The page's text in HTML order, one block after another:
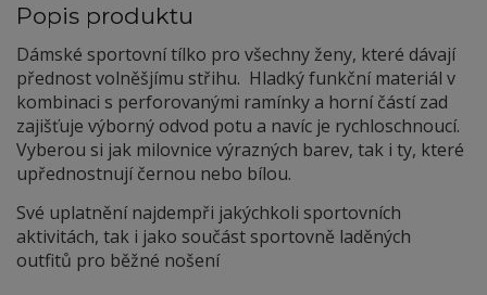
Popis produktu
Dámské sportovní tílko pro všechny ženy, které dávají
přednost volněšjímu střihu. Hladký funkční materiál v
kombinaci s perforovanými ramínky a horní částí zad
zajišťuje výborný odvod potu a navíc je rychloschnoucí.
Vyberou si jak milovnice výrazných barev, tak i ty, které
upřednostnují černou nebo bílou.
Své uplatnění najdempři jakýchkoli sportovních
aktivitách, tak i jako součást sportovně laděných
outfitů pro běžné nošení